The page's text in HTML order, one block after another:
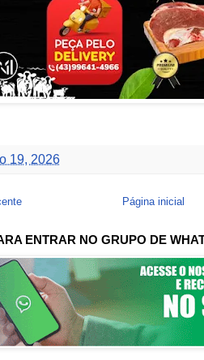
19, 2026
Página inicial
ENTRAR NO GRUPO DE